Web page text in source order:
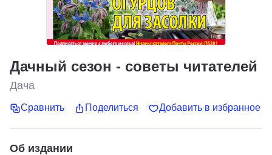
Дачный сезон - советы читателей
Дача
Сравнить Поделиться Добавить в избранное
Об издании